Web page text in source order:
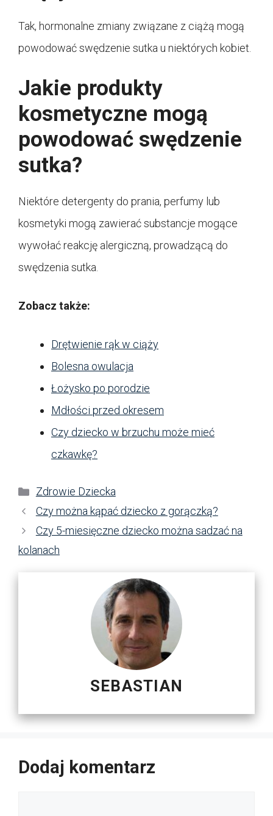
Tak, hormonalne zmiany związane z ciążą mogą
powodować swędzenie sutka u niektórych kobiet.
Jakie produkty
kosmetyczne mogą
powodować swędzenie
sutka?
Niektóre detergenty do prania, perfumy lub
kosmetyki mogą zawierać substancje mogące
wywołać reakcję alergiczną, prowadzącą do
swędzenia sutka.
Zobacz także:
Drętwienie rąk w ciąży
Bolesna owulacja
Łożysko po porodzie
Mdłości przed okresem
Czy dziecko w brzuchu może mieć
czkawkę?
Kategorie
Zdrowie Dziecka
Czy można kąpać dziecko z gorączką?
Czy 5-miesięczne dziecko można sadzać na
kolanach
SEBASTIAN
Dodaj komentarz